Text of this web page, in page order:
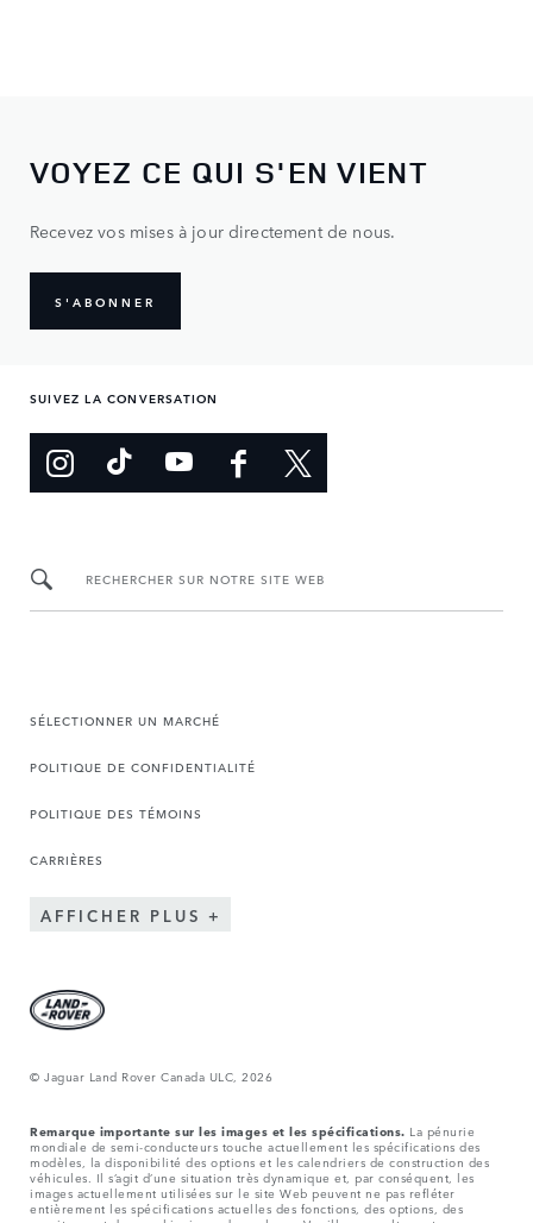
VOYEZ CE QUI S'EN VIENT
Recevez vos mises à jour directement de nous.
S'ABONNER
SUIVEZ LA CONVERSATION
RECHERCHER SUR NOTRE SITE WEB
SÉLECTIONNER UN MARCHÉ
POLITIQUE DE CONFIDENTIALITÉ
POLITIQUE DES TÉMOINS
CARRIÈRES
AFFICHER PLUS
© Jaguar Land Rover Canada ULC, 2026
Remarque importante sur les images et les spécifications. La pénurie
mondiale de semi-conducteurs touche actuellement les spécifications des
modèles, la disponibilité des options et les calendriers de construction des
véhicules. Il s’agit d’une situation très dynamique et, par conséquent, les
images actuellement utilisées sur le site Web peuvent ne pas refléter
entièrement les spécifications actuelles des fonctions, des options, des